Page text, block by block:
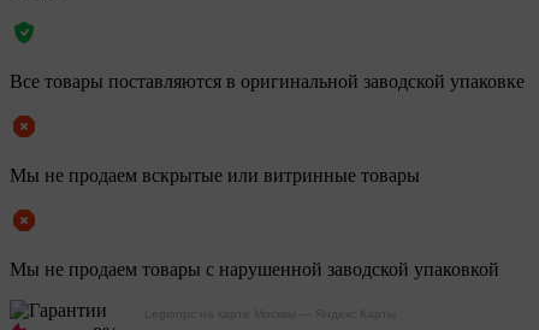
Все товары поставляются в оригинальной заводской упаковке
Мы не продаем вскрытые или витринные товары
Мы не продаем товары с нарушенной заводской упаковкой
Legionpc на карте Москвы — Яндекс Карты